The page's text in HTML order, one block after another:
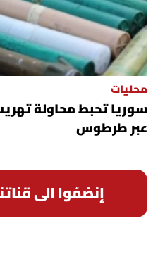
محليات
سوريا تحبط محاولة
عبر طرطوس
إنضمّوا الى